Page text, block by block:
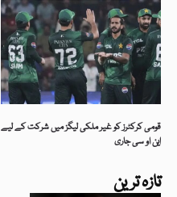
تازہ ترین
قومی کرکٹرز کو غیر ملکی لیگز میں شرکت کے لیے
این او سی جاری